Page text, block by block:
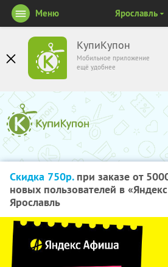
КупиКупон
Мобильное приложение
ещё удобнее
Меню Ярославль
Скидка 750р.при заказе от
новых пользователей в
Ярославль